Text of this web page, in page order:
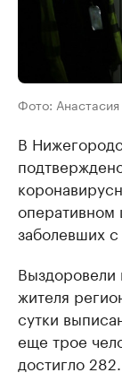
Фото:
В
заболевших
Выздоровели
жителя
сутки
еще трое
достигло 282.